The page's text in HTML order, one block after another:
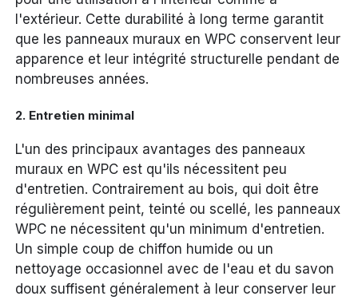
l'extérieur. Cette durabilité à long terme garantit
que les panneaux muraux en WPC conservent leur
apparence et leur intégrité structurelle pendant de
nombreuses années.
2. Entretien minimal
L'un des principaux avantages des panneaux
muraux en WPC est qu'ils nécessitent peu
d'entretien. Contrairement au bois, qui doit être
régulièrement peint, teinté ou scellé, les panneaux
WPC ne nécessitent qu'un minimum d'entretien.
Un simple coup de chiffon humide ou un
nettoyage occasionnel avec de l'eau et du savon
doux suffisent généralement à leur conserver leur